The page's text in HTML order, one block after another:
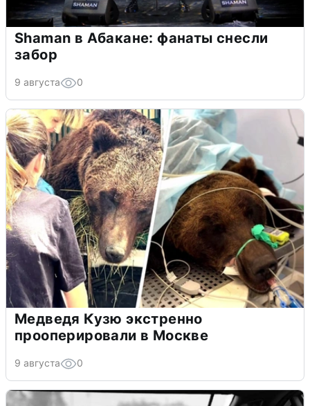
Shaman в Абакане: фанаты снесли
забор
9 августа 0
Медведя Кузю экстренно
прооперировали в Москве
9 августа 0